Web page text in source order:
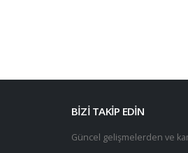
BİZİ TAKİP EDİN
Güncel gelişmelerden ve